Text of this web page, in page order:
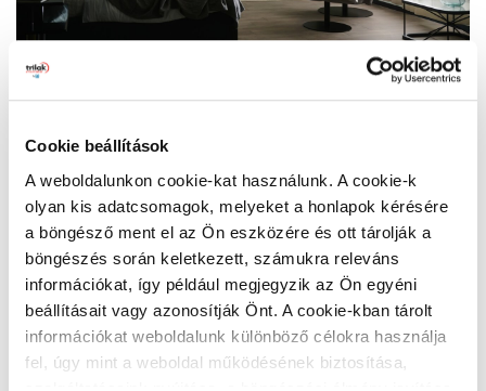
Cookie beállítások
A weboldalunkon cookie-kat használunk. A cookie-k
olyan kis adatcsomagok, melyeket a honlapok kérésére
a böngésző ment el az Ön eszközére és ott tárolják a
böngészés során keletkezett, számukra releváns
információkat, így például megjegyzik az Ön egyéni
beállításait vagy azonosítják Önt. A cookie-kban tárolt
információkat weboldalunk különböző célokra használja
fel, úgy mint a weboldal működésének biztosítása,
Ebben a hálószobában a puha pasztellszínek, a lágy
teremtenek nyugodt, ugyanakkor modern és energikus
hangulatot. A természetes fény, a puha textíliák és a
kortárs formák elegye egy olyan enteriőrt hoz létre, amely
egyszerre hangulatos és kifinomult.
Az ellazító tér kialakításához érdemes világos és sötét
árnyalatokat kombinálni: a halványszürke Fall Chill
(PPG1003-1), a világoszöld Eden Light (PPG1125-2) és a